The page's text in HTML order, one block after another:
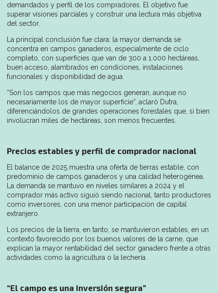
demandados y perfil de los compradores. El objetivo fue
superar visiones parciales y construir una lectura más objetiva
del sector.
La principal conclusión fue clara: la mayor demanda se
concentra en campos ganaderos, especialmente de ciclo
completo, con superficies que van de 300 a 1.000 hectáreas,
buen acceso, alambrados en condiciones, instalaciones
funcionales y disponibilidad de agua.
“Son los campos que más negocios generan, aunque no
necesariamente los de mayor superficie”, aclaró Dutra,
diferenciándolos de grandes operaciones forestales que, si bien
involucran miles de hectáreas, son menos frecuentes.
Precios estables y perfil de comprador nacional
El balance de 2025 muestra una oferta de tierras estable, con
predominio de campos ganaderos y una calidad heterogénea.
La demanda se mantuvo en niveles similares a 2024 y el
comprador más activo siguió siendo nacional, tanto productores
como inversores, con una menor participación de capital
extranjero.
Los precios de la tierra, en tanto, se mantuvieron estables, en un
contexto favorecido por los buenos valores de la carne, que
explican la mayor rentabilidad del sector ganadero frente a otras
actividades como la agricultura o la lechería.
“El campo es una inversión segura”